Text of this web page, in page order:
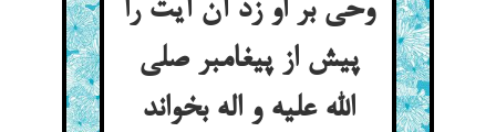
وحی بر او زد آن آیت را
پیش از پیغامبر صلی
الله علیه و اله بخواند